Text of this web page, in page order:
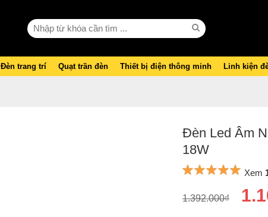
Đèn trang trí Quạt trần đèn Thiết bị điện thông minh Linh kiện
Đèn Led Âm
18W
Xem
1.392.000₫